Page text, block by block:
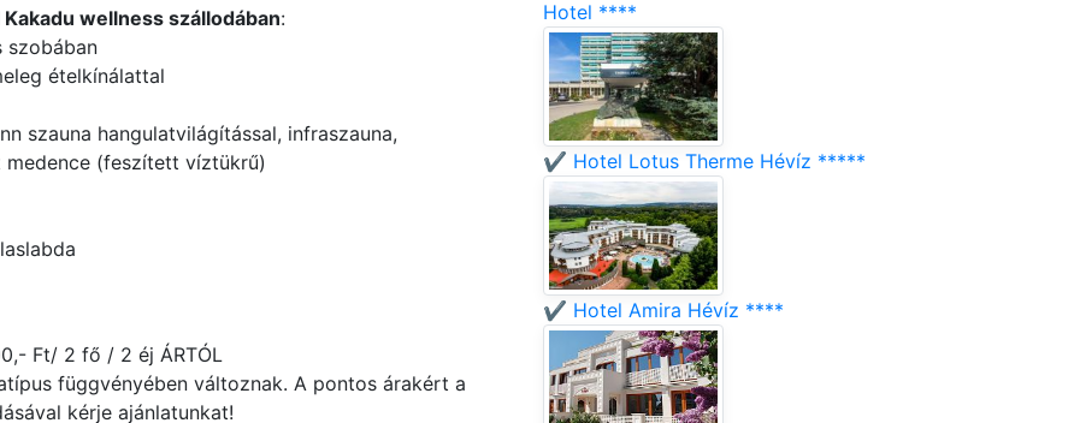
wellness szállodában:
szobában
ételkínálattal
szauna hangulatvilágítással, infraszauna,
(feszített víztükrű)
Ft/ 2 fő / 2 éj ÁRTÓL
függvényében változnak. A pontos árakért a
kérje ajánlatunkat!
Hotel ****
✔️ Hotel Lotus Therme Hévíz *****
✔️ Hotel Amira Hévíz ****